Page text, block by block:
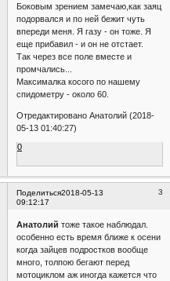
Боковым зрением замечаю,как заяц
подорвался и по ней бежит чуть
впереди меня. Я газу - он тоже. Я
еще прибавил - и он не отстает.
Так через все поле вместе и
промчались...
Максималка косого по нашему
спидометру - около 60.
Отредактировано Анатолий (2018-
05-13 01:40:27)
0
Поделиться 3
2018-05-13
09:12:17
Анатолий тоже такое наблюдал.
особенно есть время ближе к осени
когда зайцев подростков вообще
много, толпою бегают перед
мотоциклом аж иногда кажется что